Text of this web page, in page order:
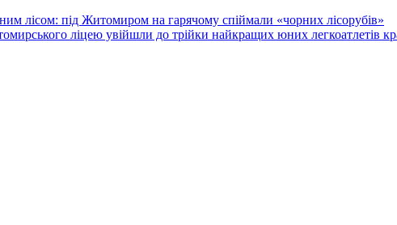
лісом: під Житомиром на гарячому спіймали «чорних лісорубів»
ліцею увійшли до трійки найкращих юних легкоатлетів